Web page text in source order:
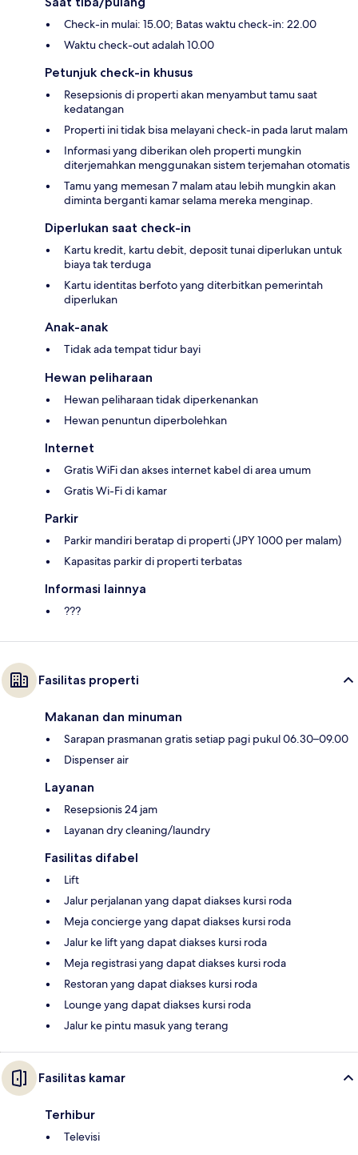
Check-in mulai: 15.00; Batas waktu check-in: 22.00
Waktu check-out adalah 10.00
Petunjuk check-in khusus
Resepsionis di properti akan menyambut tamu saat
kedatangan
Properti ini tidak bisa melayani check-in pada larut malam
Informasi yang diberikan oleh properti mungkin
diterjemahkan menggunakan sistem terjemahan otomatis
Tamu yang memesan 7 malam atau lebih mungkin akan
diminta berganti kamar selama mereka menginap.
Diperlukan saat check-in
Kartu kredit, kartu debit, deposit tunai diperlukan untuk
biaya tak terduga
Kartu identitas berfoto yang diterbitkan pemerintah
diperlukan
Anak-anak
Tidak ada tempat tidur bayi
Hewan peliharaan
Hewan peliharaan tidak diperkenankan
Hewan penuntun diperbolehkan
Internet
Gratis WiFi dan akses internet kabel di area umum
Gratis Wi-Fi di kamar
Parkir
Parkir mandiri beratap di properti (JPY 1000 per malam)
Kapasitas parkir di properti terbatas
Informasi lainnya
???
Fasilitas properti
Makanan dan minuman
Sarapan prasmanan gratis setiap pagi pukul 06.30–09.00
Dispenser air
Layanan
Resepsionis 24 jam
Layanan dry cleaning/laundry
Fasilitas difabel
Lift
Jalur perjalanan yang dapat diakses kursi roda
Meja concierge yang dapat diakses kursi roda
Jalur ke lift yang dapat diakses kursi roda
Meja registrasi yang dapat diakses kursi roda
Restoran yang dapat diakses kursi roda
Lounge yang dapat diakses kursi roda
Jalur ke pintu masuk yang terang
Fasilitas kamar
Terhibur
Televisi